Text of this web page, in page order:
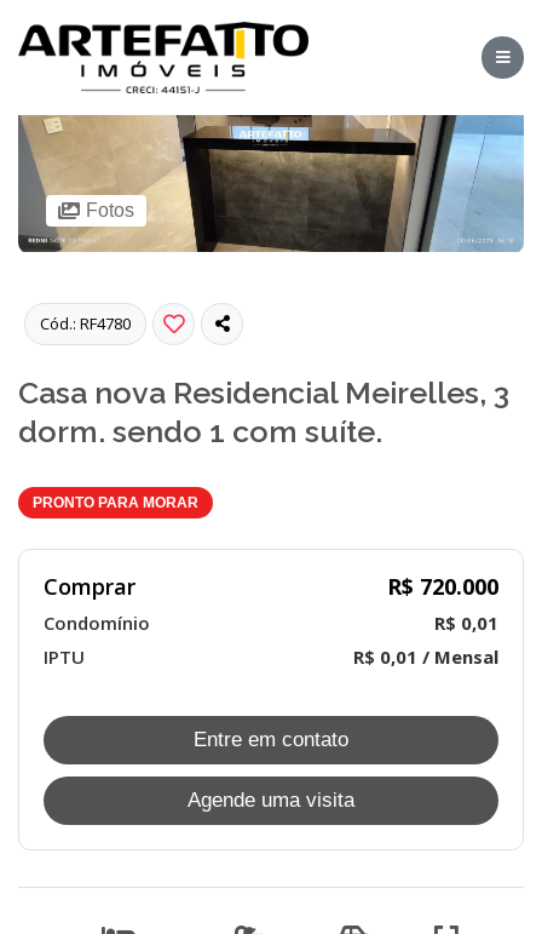
Fotos
Cód.: RF4780
Casa nova Residencial Meirelles, 3
dorm. sendo 1 com suíte.
PRONTO PARA MORAR
Comprar R$ 720.000
Condomínio
R$ 0,01
IPTU
R$ 0,01 / Mensal
Entre em contato
Agende uma visita